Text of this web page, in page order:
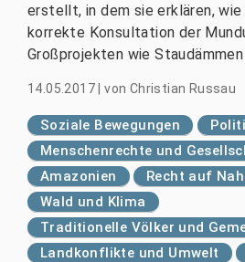
erstellt, in dem sie erklären,
korrekte Konsultation der
Großprojekten wie
14.05.2017 |von Christian Russau
Soziale Bewegungen
Menschenrechte und
Amazonien
Recht auf
Wald und Klima
Traditionelle Völker und
Landkonflikte und Umwelt